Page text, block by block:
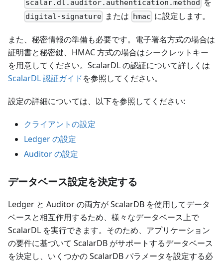
scalar.dl.auditor.authentication.method を
digital-signature または hmac に設定します。
また、秘密情報の準備も必要です。電子署名方式の場合は
証明書と秘密鍵、HMAC 方式の場合はシークレットキー
を用意してください。ScalarDL の認証について詳しくは
ScalarDL 認証ガイドを参照してください。
設定の詳細については、以下を参照してください:
クライアントの設定
Ledger の設定
Auditor の設定
データベース設定を決定する
Ledger と Auditor の両方が ScalarDB を使用してデータ
ベースと相互作用するため、様々なデータベース上で
ScalarDL を実行できます。そのため、アプリケーション
の要件に基づいて ScalarDB がサポートするデータベース
を決定し、いくつかの ScalarDB パラメータを設定する必